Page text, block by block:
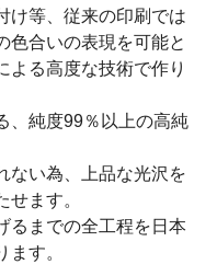
け等、従来の印刷では
色合いの表現を可能と
よる高度な技術で作り
、純度99％以上の高純
ない為、上品な光沢を
ます。
るまでの全工程を日本
す。